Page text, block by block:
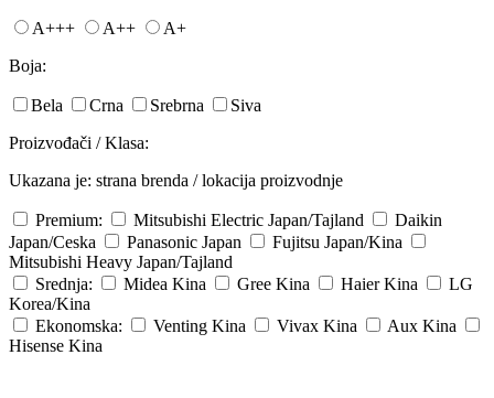
A+++ A++
A+
Boja:
Bela Crna Srebrna
Siva
Proizvođači / Klasa:
Ukazana je: strana brenda / lokacija proizvodnje
Premium: Mitsubishi Electric Japan/Tajland
Daikin
Japan/Ceska
Panasonic Japan Fujitsu Japan/Kina
Mitsubishi Heavy Japan/Tajland
Srednja:
Midea Kina Gree Kina Haier Kina
LG
Korea/Kina
Ekonomska:
Venting Kina Vivax Kina Aux Kina
Hisense Kina